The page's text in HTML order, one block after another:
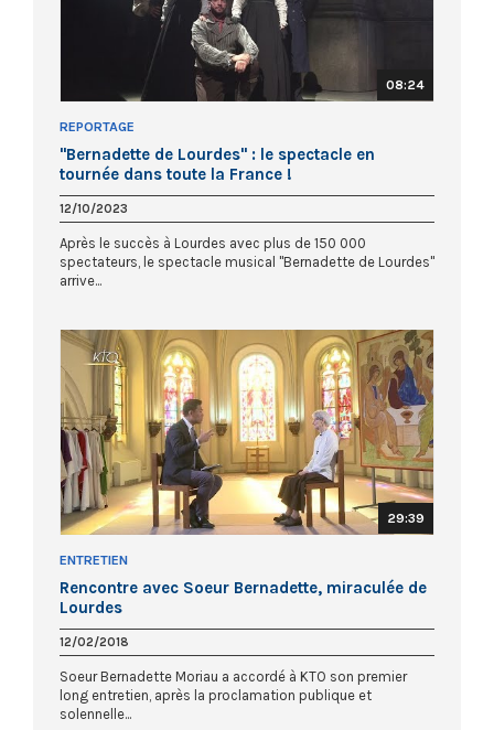
08:24
REPORTAGE
"Bernadette de Lourdes" : le spectacle en
tournée dans toute la France !
12/10/2023
Après le succès à Lourdes avec plus de 150 000
spectateurs, le spectacle musical "Bernadette de Lourdes"
arrive...
29:39
ENTRETIEN
Rencontre avec Soeur Bernadette, miraculée de
Lourdes
12/02/2018
Soeur Bernadette Moriau a accordé à KTO son premier
long entretien, après la proclamation publique et
solennelle...